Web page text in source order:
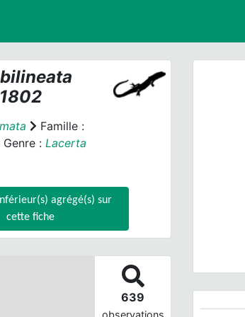
Famille :
Genre : Lacerta
agrégé(s) sur
cette fiche
639
observations